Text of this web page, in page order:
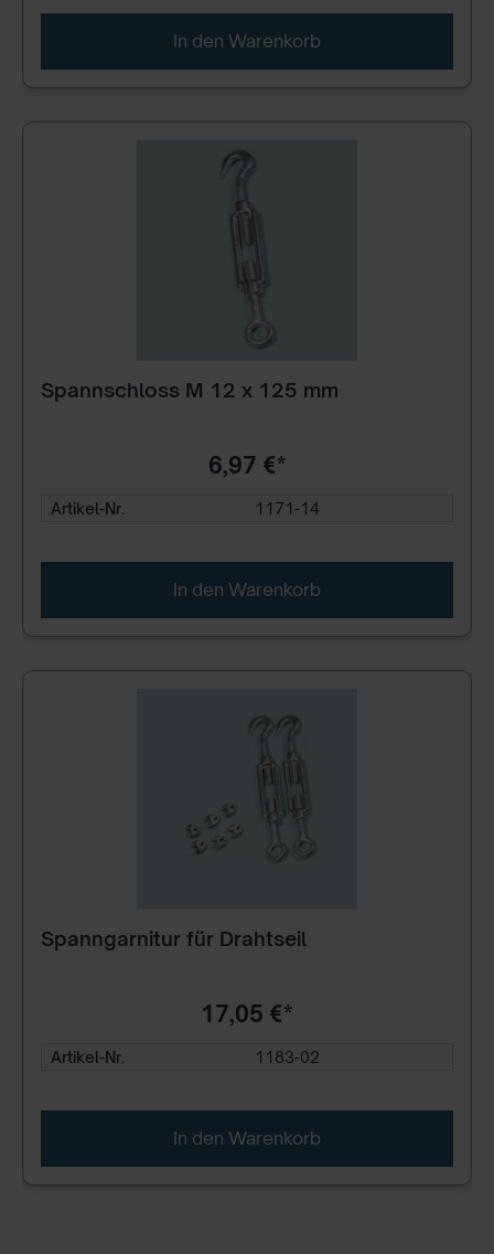
In den Warenkorb
Spannschloss M 12 x 125 mm
6,97 €*
Artikel-Nr. 1171-14
In den Warenkorb
Spanngarnitur für Drahtseil
17,05 €*
Artikel-Nr. 1183-02
In den Warenkorb